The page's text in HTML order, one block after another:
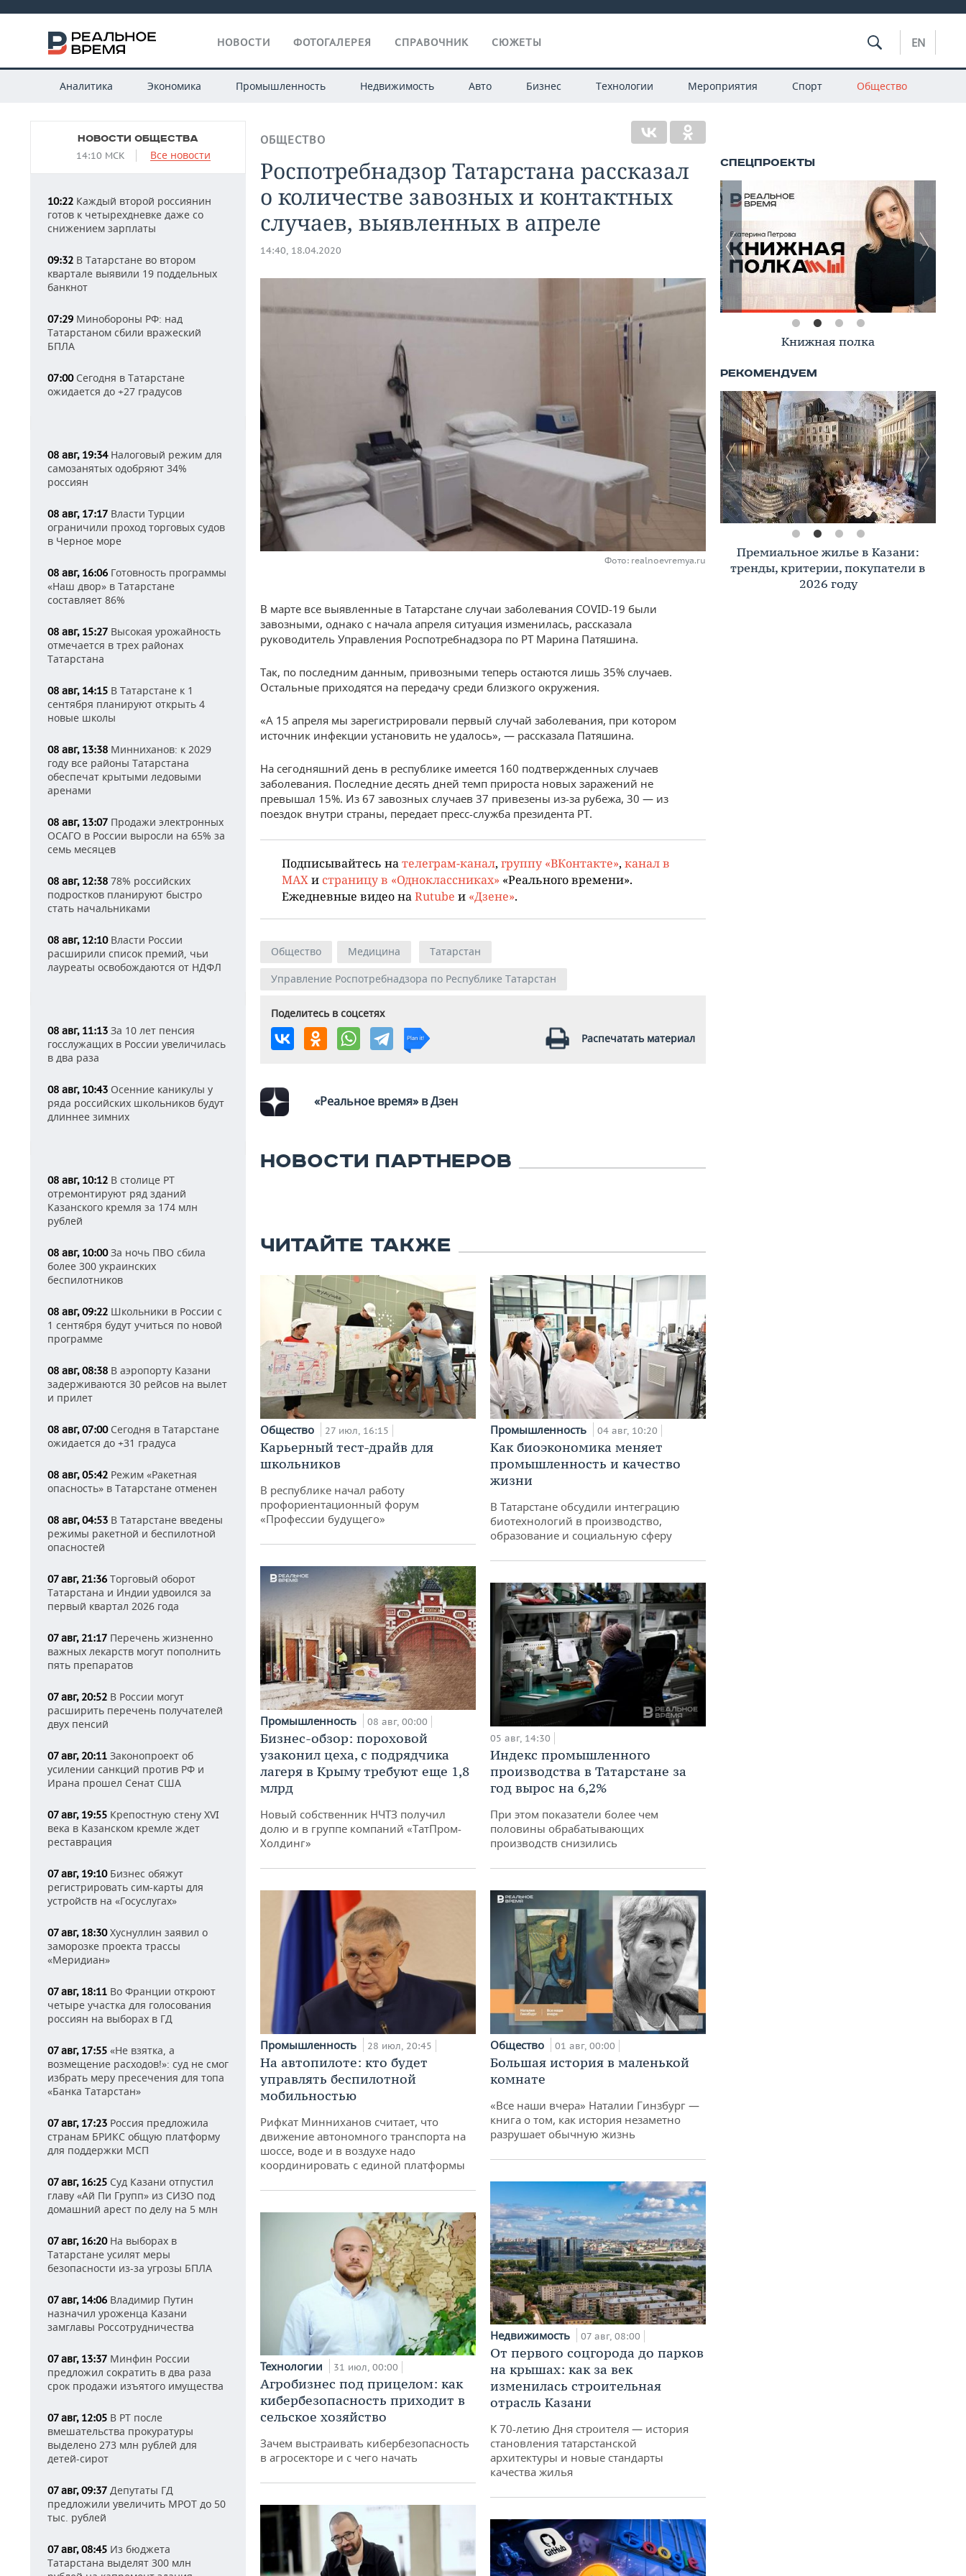
НОВОСТИ ФОТОГАЛЕРЕЯ СПРАВОЧНИК СЮЖЕТЫ EN
Аналитика Экономика Промышленность Недвижимость Авто Бизнес Технологии Мероприятия Спорт Общество
НОВОСТИ ОБЩЕСТВА
14:10 МСК Все новости
10:22 Каждый второй россиянин
готов к четырехдневке даже со
снижением зарплаты
09:32 В Татарстане во втором
квартале выявили 19 поддельных
банкнот
07:29 Минобороны РФ: над
Татарстаном сбили вражеский
БПЛА
07:00Сегодня в Татарстане
ожидается до +27 градусов
08 авг, 19:34Налоговый режим для
самозанятых одобряют 34%
россиян
08 авг, 17:17 Власти Турции
ограничили проход торговых судов
в Черное море
08 авг, 16:06 Готовность программы
«Наш двор» в Татарстане
составляет 86%
08 авг, 15:27 Высокая урожайность
отмечается в трех районах
Татарстана
08 авг, 14:15 В Татарстане к 1
сентября планируют открыть 4
новые школы
08 авг, 13:38 Минниханов: к 2029
году все районы Татарстана
обеспечат крытыми ледовыми
аренами
08 авг, 13:07 Продажи электронных
ОСАГО в России выросли на 65% за
семь месяцев
08 авг, 12:38 78% российских
подростков планируют быстро
стать начальниками
08 авг, 12:10Власти России
расширили список премий, чьи
лауреаты освобождаются от НДФЛ
08 авг, 11:13 За 10 лет пенсия
госслужащих в России увеличилась
в два раза
08 авг, 10:43 Осенние каникулы у
ряда российских школьников будут
длиннее зимних
08 авг, 10:12 В столице РТ
отремонтируют ряд зданий
Казанского кремля за 174 млн
рублей
08 авг, 10:00За ночь ПВО сбила
более 300 украинских
беспилотников
08 авг, 09:22 Школьники в России с
1 сентября будут учиться по новой
программе
08 авг, 08:38 В аэропорту Казани
задерживаются 30 рейсов на вылет
и прилет
08 авг, 07:00Сегодня в Татарстане
ожидается до +31 градуса
08 авг, 05:42 Режим «Ракетная
опасность» в Татарстане отменен
08 авг, 04:53 В Татарстане введены
режимы ракетной и беспилотной
опасностей
07 авг, 21:36 Торговый оборот
Татарстана и Индии удвоился за
первый квартал 2026 года
07 авг, 21:17 Перечень жизненно
важных лекарств могут пополнить
пять препаратов
07 авг, 20:52 В России могут
расширить перечень получателей
двух пенсий
07 авг, 20:11 Законопроект об
усилении санкций против РФ и
Ирана прошел Сенат США
07 авг, 19:55 Крепостную стену XVI
века в Казанском кремле ждет
реставрация
07 авг, 19:10Бизнес обяжут
регистрировать сим-карты для
устройств на «Госуслугах»
07 авг, 18:30Хуснуллин заявил о
заморозке проекта трассы
«Меридиан»
07 авг, 18:11 Во Франции откроют
четыре участка для голосования
россиян на выборах в ГД
07 авг, 17:55 «Не взятка, а
возмещение расходов!»: суд не смог
избрать меру пресечения для топа
«Банка Татарстан»
07 авг, 17:23 Россия предложила
странам БРИКС общую платформу
для поддержки МСП
07 авг, 16:25 Суд Казани отпустил
главу «Ай Пи Групп» из СИЗО под
домашний арест по делу на 5 млн
07 авг, 16:20На выборах в
Татарстане усилят меры
безопасности из-за угрозы БПЛА
07 авг, 14:06 Владимир Путин
назначил уроженца Казани
замглавы Россотрудничества
07 авг, 13:37 Минфин России
предложил сократить в два раза
срок продажи изъятого имущества
07 авг, 12:05 В РТ после
вмешательства прокуратуры
выделено 273 млн рублей для
детей-сирот
07 авг, 09:37 Депутаты ГД
предложили увеличить МРОТ до 50
тыс. рублей
07 авг, 08:45 Из бюджета
Татарстана выделят 300 млн
ОБЩЕСТВО
Роспотребнадзор Татарстана рассказал
о количестве завозных и контактных
случаев, выявленных в апреле
14:40, 18.04.2020
Фото: realnoevremya.ru
В марте все выявленные в Татарстане случаи заболевания COVID-19 были
завозными, однако с начала апреля ситуация изменилась, рассказала
руководитель Управления Роспотребнадзора по РТ Марина Патяшина.
Так, по последним данным, привозными теперь остаются лишь 35% случаев.
Остальные приходятся на передачу среди близкого окружения.
«А 15 апреля мы зарегистрировали первый случай заболевания, при котором
источник инфекции установить не удалось», — рассказала Патяшина.
На сегодняшний день в республике имеется 160 подтвержденных случаев
заболевания. Последние десять дней темп прироста новых заражений не
превышал 15%. Из 67 завозных случаев 37 привезены из-за рубежа, 30 — из
поездок внутри страны, передает пресс-служба президента РТ.
Подписывайтесь нателеграм-канал, группу «ВКонтакте», канал в
MAXи страницу в «Одноклассниках» «Реального времени».
Ежедневные видео наRutube и «Дзене».
Общество Медицина
Татарстан
Управление Роспотребнадзора по Республике Татарстан
Поделитесь в соцсетях
Распечатать материал
«Реальное время» в Дзен
НОВОСТИ ПАРТНЕРОВ
ЧИТАЙТЕ ТАКЖЕ
Общество 27 июл, 16:15
Карьерный тест-драйв для
школьников
В республике начал работу
профориентационный форум
«Профессии будущего»
Промышленность 08 авг, 00:00
Бизнес-обзор: пороховой
узаконил цеха, с подрядчика
лагеря в Крыму требуют еще 1,8
млрд
Новый собственник НЧТЗ получил
долю и в группе компаний «ТатПром-
Холдинг»
Промышленность 28 июл, 20:45
На автопилоте: кто будет
управлять беспилотной
мобильностью
Рифкат Минниханов считает, что
движение автономного транспорта на
шоссе, воде и в воздухе надо
координировать с единой платформы
Технологии 31 июл, 00:00
Агробизнес под прицелом: как
кибербезопасность приходит в
сельское хозяйство
Зачем выстраивать кибербезопасность
в агросекторе и с чего начать
Промышленность 04 авг, 10:20
Как биоэкономика меняет
промышленность и качество
жизни
В Татарстане обсудили интеграцию
биотехнологий в производство,
образование и социальную сферу
05 авг, 14:30
Индекс промышленного
производства в Татарстане за
год вырос на 6,2%
При этом показатели более чем
половины обрабатывающих
производств снизились
Общество 01 авг, 00:00
Большая история в маленькой
комнате
«Все наши вчера» Наталии Гинзбург —
книга о том, как история незаметно
разрушает обычную жизнь
Недвижимость 07 авг, 08:00
От первого соцгорода до парков
на крышах: как за век
изменилась строительная
отрасль Казани
К 70-летию Дня строителя — история
становления татарстанской
архитектуры и новые стандарты
качества жилья
Книжная полка
Премиальное жилье в Казани:
тренды, критерии, покупатели в
2026 году